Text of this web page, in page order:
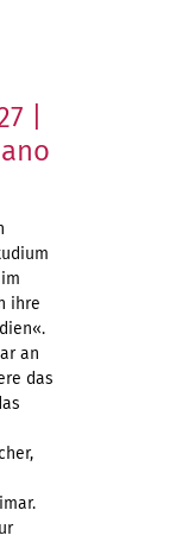
|
ihre
an
das